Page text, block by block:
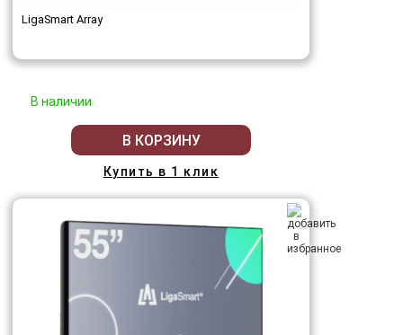
LigaSmart Array
В наличии
В КОРЗИНУ
Купить в 1 клик